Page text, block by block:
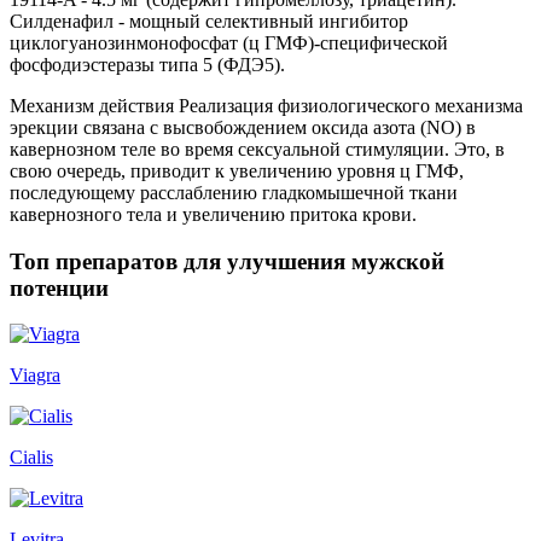
Силденафил - мощный селективный ингибитор
циклогуанозинмонофосфат (ц ГМФ)-специфической
фосфодиэстеразы типа 5 (ФДЭ5).
Механизм действия Реализация физиологического механизма
эрекции связана с высвобождением оксида азота (NO) в
кавернозном теле во время сексуальной стимуляции. Это, в
свою очередь, приводит к увеличению уровня ц ГМФ,
последующему расслаблению гладкомышечной ткани
кавернозного тела и увеличению притока крови.
Топ препаратов для улучшения мужской
потенции
Viagra
Cialis